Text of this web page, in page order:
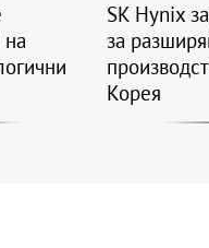
SK Hynix
за
Корея